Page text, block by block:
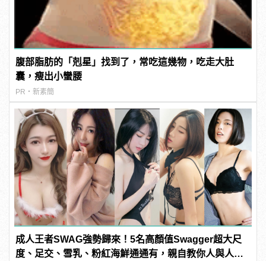
腹部脂肪的「剋星」找到了，常吃這幾物，吃走大肚
囊，瘦出小蠻腰
PR・新素簡
成人王者SWAG強勢歸來！5名高顏值Swagger超大尺
度、足交、雪乳、粉紅海鮮通通有，親自教你人與人的